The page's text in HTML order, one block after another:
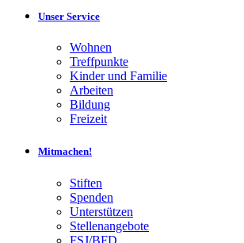
Unser Service
Wohnen
Treffpunkte
Kinder und Familie
Arbeiten
Bildung
Freizeit
Mitmachen!
Stiften
Spenden
Unterstützen
Stellenangebote
FSJ/BFD